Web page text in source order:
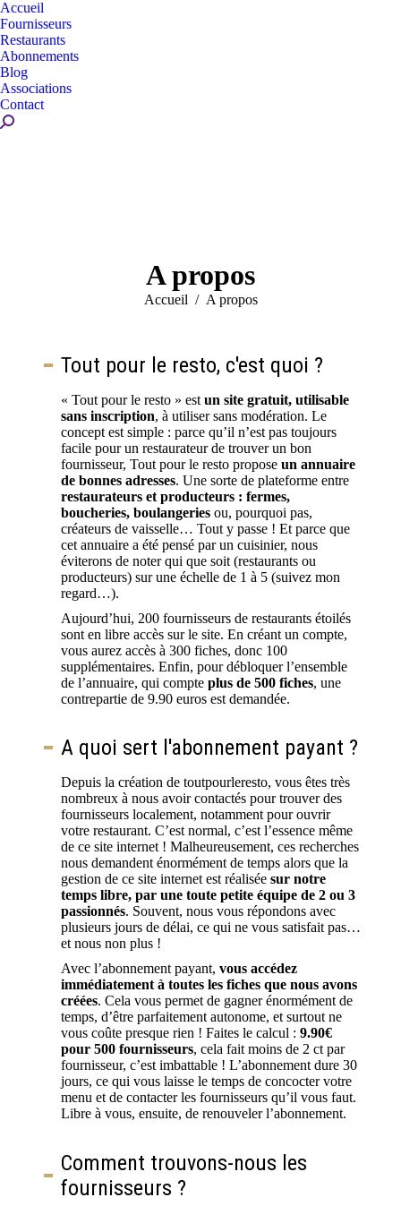
Accueil
Fournisseurs
Restaurants
Abonnements
Blog
Associations
Contact
Recherche
A propos
Vous êtes ici :
Accueil A propos
Tout pour le resto, c'est quoi ?
« Tout pour le resto » estun site gratuit, utilisable
sans inscription, à utiliser sans modération. Le
concept est simple : parce qu’il n’est pas toujours
facile pour un restaurateur de trouver un bon
fournisseur, Tout pour le resto proposeun annuaire
de bonnes adresses. Une sorte de plateforme entre
restaurateurs et producteurs : fermes,
boucheries, boulangeries ou, pourquoi pas,
créateurs de vaisselle… Tout y passe ! Et parce que
cet annuaire a été pensé par un cuisinier, nous
éviterons de noter qui que soit (restaurants ou
producteurs) sur une échelle de 1 à 5 (suivez mon
regard…).
Aujourd’hui, 200 fournisseurs de restaurants étoilés
sont en libre accès sur le site. En créant un compte,
vous aurez accès à 300 fiches, donc 100
supplémentaires. Enfin, pour débloquer l’ensemble
de l’annuaire, qui compteplus de 500 fiches, une
contrepartie de 9.90 euros est demandée.
A quoi sert l'abonnement payant ?
Depuis la création de toutpourleresto, vous êtes très
nombreux à nous avoir contactés pour trouver des
fournisseurs localement, notamment pour ouvrir
votre restaurant. C’est normal, c’est l’essence même
de ce site internet ! Malheureusement, ces recherches
nous demandent énormément de temps alors que la
gestion de ce site internet est réaliséesur notre
temps libre, par une toute petite équipe de 2 ou 3
passionnés. Souvent, nous vous répondons avec
plusieurs jours de délai, ce qui ne vous satisfait pas…
et nous non plus !
Avec l’abonnement payant,vous accédez
immédiatement à toutes les fiches que nous avons
créées. Cela vous permet de gagner énormément de
temps, d’être parfaitement autonome, et surtout ne
vous coûte presque rien ! Faites le calcul :9.90€
pour 500 fournisseurs, cela fait moins de 2 ct par
fournisseur, c’est imbattable ! L’abonnement dure 30
jours, ce qui vous laisse le temps de concocter votre
menu et de contacter les fournisseurs qu’il vous faut.
Libre à vous, ensuite, de renouveler l’abonnement.
Comment trouvons-nous les
fournisseurs ?